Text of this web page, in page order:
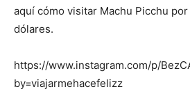
aquí cómo visitar Machu Picchu
dólares.
https://www.instagram.com/p/
by=viajarmehacefelizz